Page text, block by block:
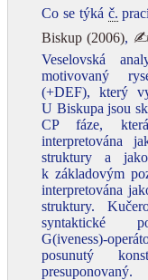
Co se týká č.
Biskup (2006),
Veselovská
motivovaný
(+DEF), který
U Biskupa jsou
CP fáze,
interpretována
struktury a
k základovým
interpretována
struktury.
syntaktické
posunutý
presuponovaný.